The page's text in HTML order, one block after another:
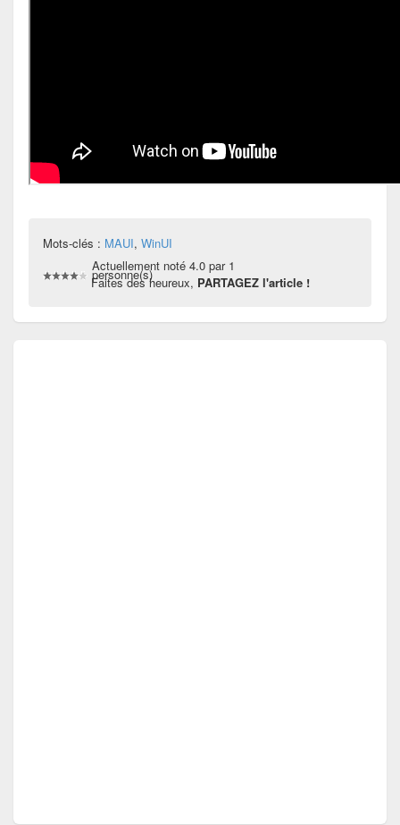
Mots-clés : MAUI, WinUI
Actuellement noté 4.0 par 1
personne(s)
Faites des heureux, PARTAGEZ l'article !